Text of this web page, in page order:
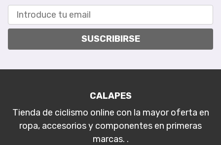
SUSCRIBIRSE
CALAPES
Tienda de ciclismo online con la mayor oferta en
ropa, accesorios y componentes en primeras
marcas. .